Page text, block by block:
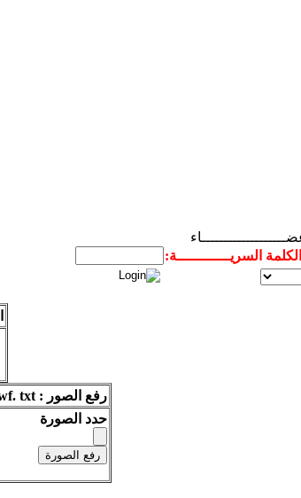
الكلمة السريــــــــــــة:
رفع الصور : gif. jpg. png. bmp. swf. txt - حجم أقصى 2 ميغـــــا
حدد الصورة